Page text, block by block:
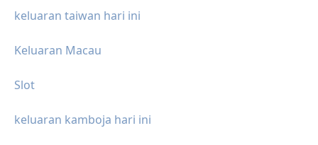
keluaran taiwan hari ini
Keluaran Macau
Slot
keluaran kamboja hari ini